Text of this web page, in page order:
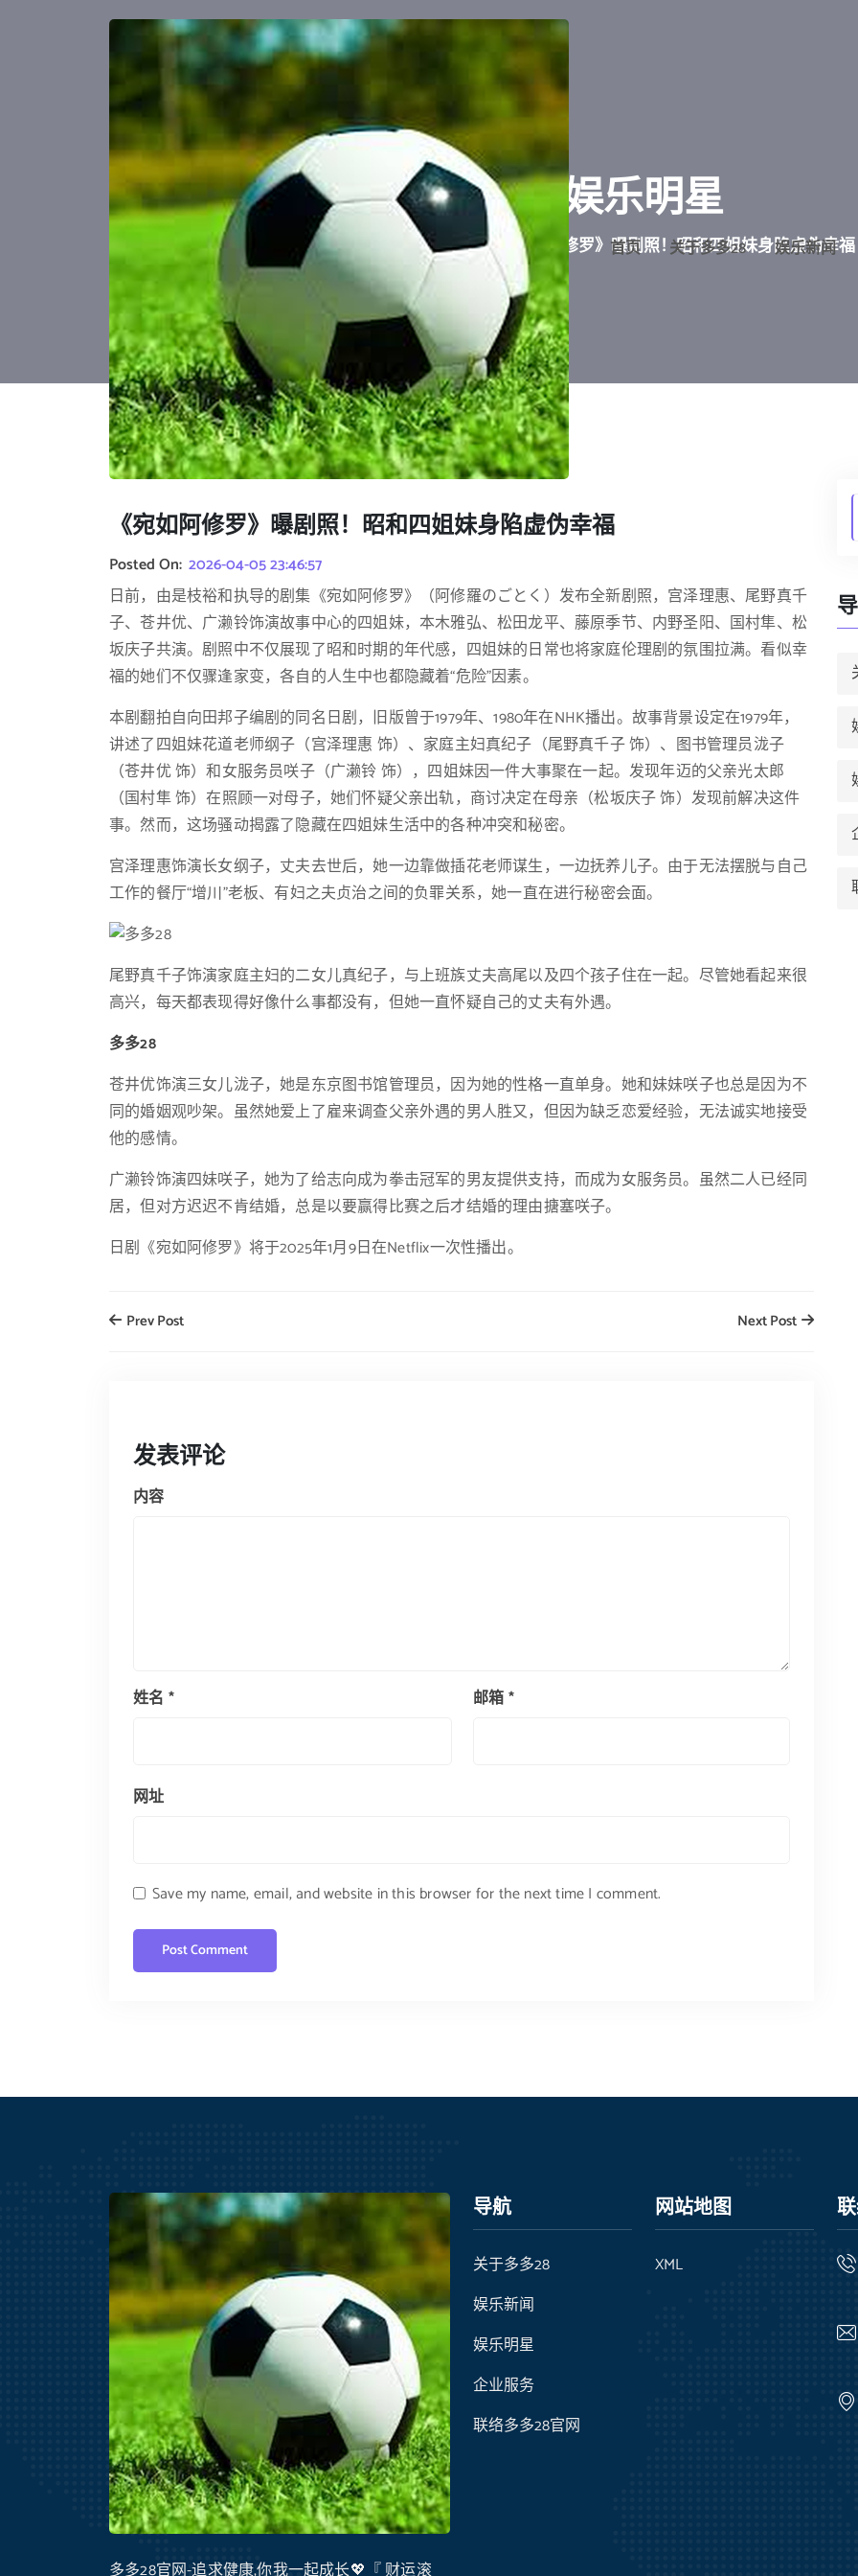
首页 关于多多28 娱乐新闻
娱乐明星
Home 《宛如阿修罗》曝剧照！昭和四姐妹身陷虚伪幸福
《宛如阿修罗》曝剧照！昭和四姐妹身陷虚伪幸福
Posted On: 2026-04-05 23:46:57
日前，由是枝裕和执导的剧集《宛如阿修罗》（阿修羅のごとく）发布全新剧照，宫泽理惠、尾野真千
子、苍井优、广濑铃饰演故事中心的四姐妹，本木雅弘、松田龙平、藤原季节、内野圣阳、国村隼、松
坂庆子共演。剧照中不仅展现了昭和时期的年代感，四姐妹的日常也将家庭伦理剧的氛围拉满。看似幸
福的她们不仅骤逢家变，各自的人生中也都隐藏着“危险”因素。
本剧翻拍自向田邦子编剧的同名日剧，旧版曾于1979年、1980年在NHK播出。故事背景设定在1979年，
讲述了四姐妹花道老师纲子（宫泽理惠 饰）、家庭主妇真纪子（尾野真千子 饰）、图书管理员泷子
（苍井优 饰）和女服务员咲子（广濑铃 饰），四姐妹因一件大事聚在一起。发现年迈的父亲光太郎
（国村隼 饰）在照顾一对母子，她们怀疑父亲出轨，商讨决定在母亲（松坂庆子 饰）发现前解决这件
事。然而，这场骚动揭露了隐藏在四姐妹生活中的各种冲突和秘密。
宫泽理惠饰演长女纲子，丈夫去世后，她一边靠做插花老师谋生，一边抚养儿子。由于无法摆脱与自己
工作的餐厅“增川”老板、有妇之夫贞治之间的负罪关系，她一直在进行秘密会面。
尾野真千子饰演家庭主妇的二女儿真纪子，与上班族丈夫高尾以及四个孩子住在一起。尽管她看起来很
高兴，每天都表现得好像什么事都没有，但她一直怀疑自己的丈夫有外遇。
多多28
苍井优饰演三女儿泷子，她是东京图书馆管理员，因为她的性格一直单身。她和妹妹咲子也总是因为不
同的婚姻观吵架。虽然她爱上了雇来调查父亲外遇的男人胜又，但因为缺乏恋爱经验，无法诚实地接受
他的感情。
广濑铃饰演四妹咲子，她为了给志向成为拳击冠军的男友提供支持，而成为女服务员。虽然二人已经同
居，但对方迟迟不肯结婚，总是以要赢得比赛之后才结婚的理由搪塞咲子。
日剧《宛如阿修罗》将于2025年1月9日在Netflix一次性播出。
Prev Post Next Post
发表评论
内容
姓名 * 邮箱*
网址
Save my name, email, and website in this browser for the next time I comment.
导航
关于多多28
娱乐新闻
娱乐明星
企业服务
联络多多28官网
网站地图
XML